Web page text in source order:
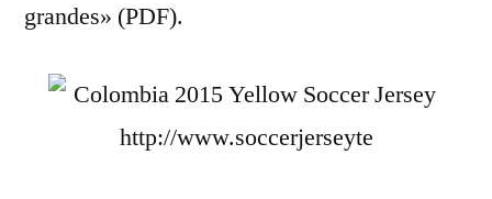
grandes» (PDF).